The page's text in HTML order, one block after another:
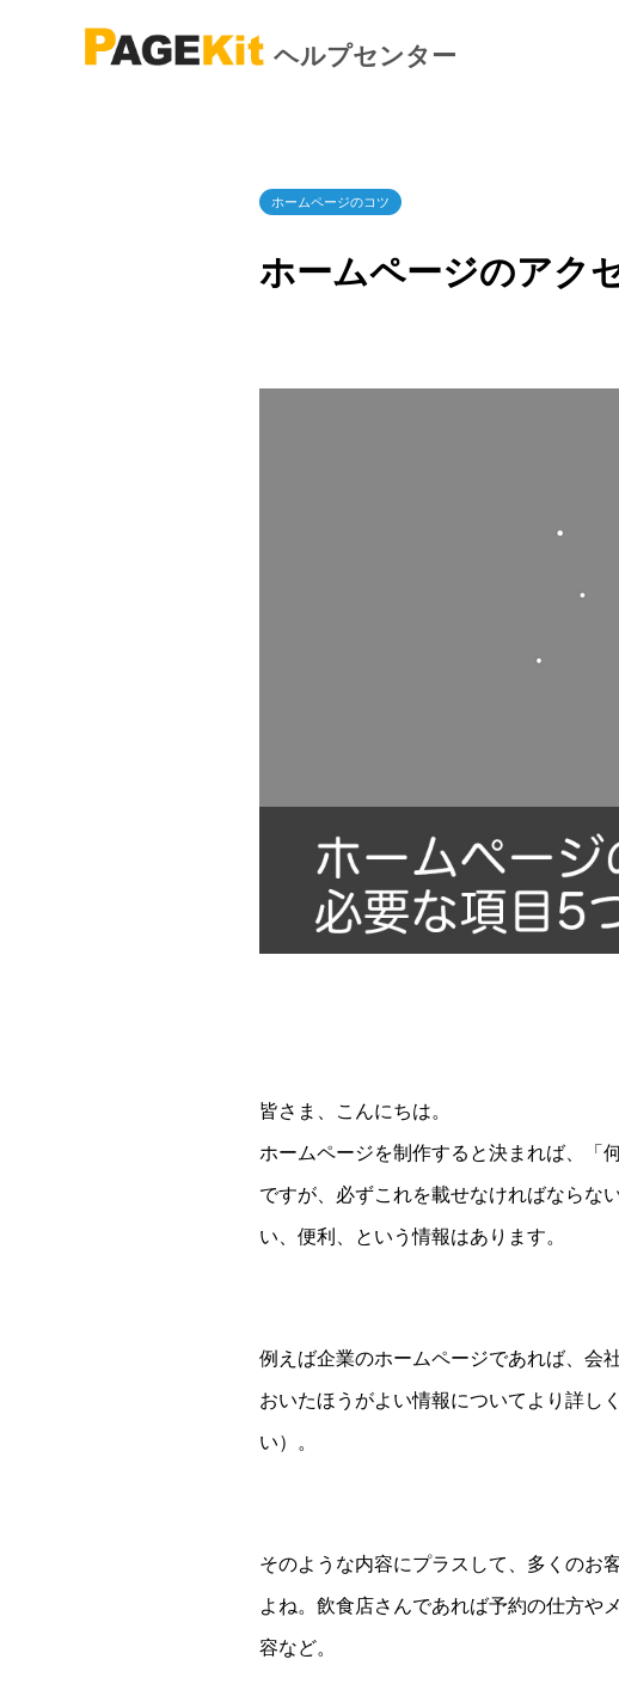
ヘルプセンター
ホームページのコツ
ホームページのアク
皆さま、こんにちは。
ホームページを制作すると決まれば、「
ですが、必ずこれを載せなければならな
い、便利、という情報はあります。
例えば企業のホームページであれば、会
おいたほうがよい情報についてより詳し
い）。
そのような内容にプラスして、多くのお
よね。飲食店さんであれば予約の仕方や
容など。